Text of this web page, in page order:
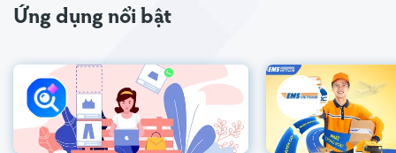
Ứng dụng nổi bật